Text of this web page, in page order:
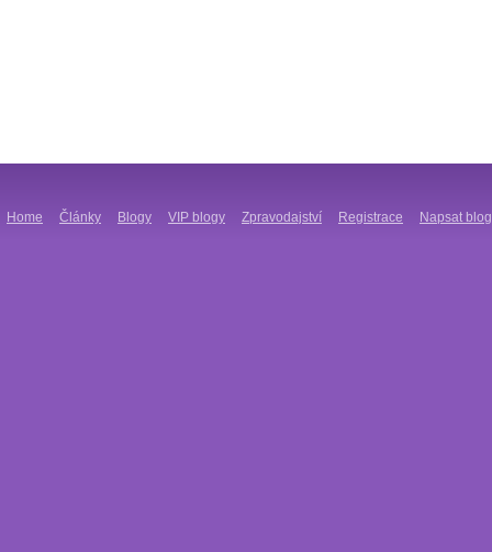
Home Články Blogy VIP blogy Zpravodajství Registrace Napsat blog